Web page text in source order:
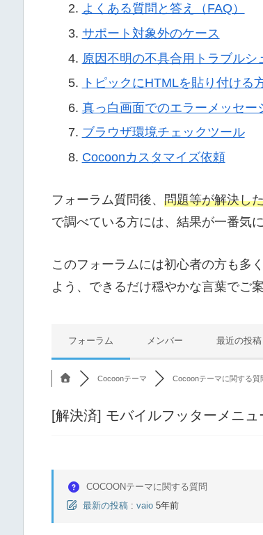
よくある質問と答え（FAQ）
サポート対象外のケース
原因不明の不具合用トラブルシ
トピックにHTMLを貼り付ける
真っ白画面でのエラーメッセー
ブラウザ環境チェックツール
Cocoonカスタマイズ依頼
フォーラム質問後、 問題等が解決し
で調べている方には、結果が一番気
このフォーラムには初心者の方も多
よう、できるだけ穏やかな言葉でご
フォーラム メンバー 最近の投稿
Cocoonテーマ Cocoonテーマに関する質
[解決済] モバイルフッターメニュ
COCOONテーマに関する質問
最新の投稿 : vaio 5年前